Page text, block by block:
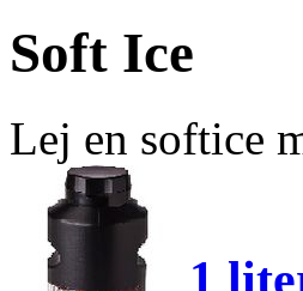
Soft Ice
Lej en softice
1